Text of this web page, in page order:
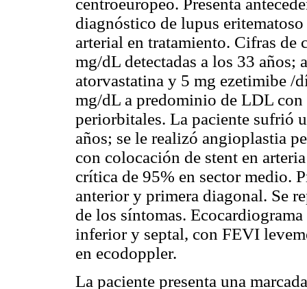
diagnóstico de lupus
arterial en tratamiento. Cifras
mg/dL detectadas a los 33 años;
atorvastatina y 5 mg ezetimibe /
mg/dL a predominio de LDL
periorbitales. La paciente sufrió
años; se le realizó angioplastia
con colocación de stent en
crítica de 95% en sector medio.
anterior y primera diagonal. Se
de los síntomas.
inferior y septal, con FEVI
en ecodoppler.
La paciente presenta una